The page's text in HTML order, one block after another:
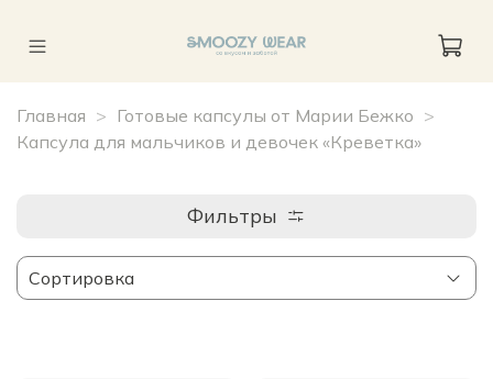
Главная
Готовые капсулы от Марии Бежко
Капсула для мальчиков и девочек «Креветка»
Фильтры